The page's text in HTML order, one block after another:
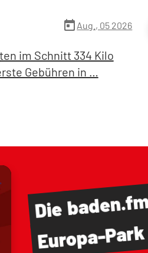
todayAug., 05 2026
im Schnitt 334 Kilo
Gebühren in …
Die
Europa-Park